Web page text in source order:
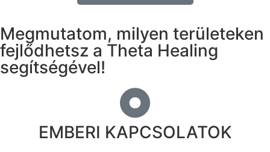
Megmutatom, milyen területeken
fejlődhetsz a Theta Healing
segítségével!
EMBERI KAPCSOLATOK